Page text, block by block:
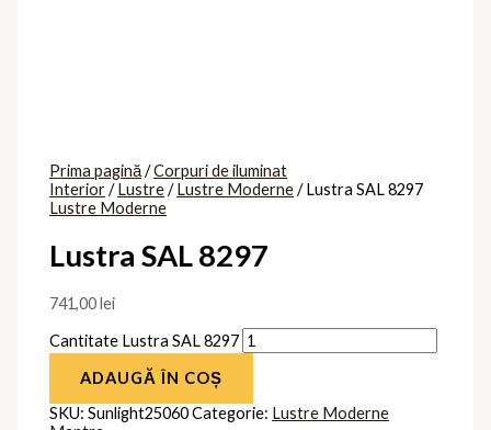
Prima pagină/Corpuri de iluminat
Interior/Lustre/Lustre Moderne/ Lustra SAL 8297
Lustre Moderne
Lustra SAL 8297
741,00lei
Cantitate Lustra SAL 8297
ADAUGĂ ÎN COȘ
SKU:Sunlight25060Categorie: Lustre Moderne